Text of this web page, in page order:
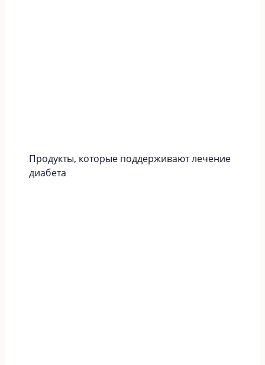
Продукты, которые поддерживают лечение
диабета